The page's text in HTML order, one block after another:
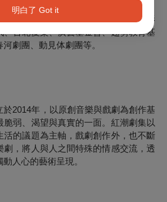
明白了 Got it
，類型多元豐富。
集、明華園戲劇總團、台南人劇團、影
、台北愛樂、廣藝基金會、趨勢教育基
劇團、動見体劇團等。
2014年，以原創音樂與戲劇為創作基
脆弱、渴望與真實的一面。紅潮劇集以
活的議題為主軸，戲劇創作外，也不斷
劇，將人與人之間特殊的情感交流，透
人心的藝術呈現。